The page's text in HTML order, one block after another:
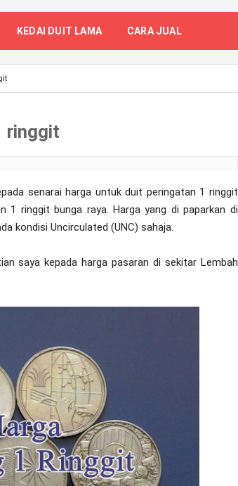
KEDAI DUIT LAMA CARA JUAL
ringgit
senarai harga untuk duit peringatan 1 ringgit
1 ringgit bunga raya. Harga yang di paparkan di
kondisi Uncirculated (UNC) sahaja.
saya kepada harga pasaran di sekitar Lembah